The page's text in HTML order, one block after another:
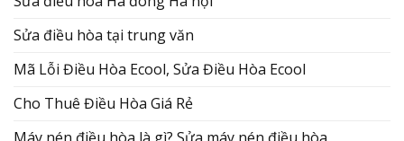
Sửa điều hòa tại trung văn
Mã Lỗi Điều Hòa Ecool, Sửa Điều Hòa Ecool
Cho Thuê Điều Hòa Giá Rẻ